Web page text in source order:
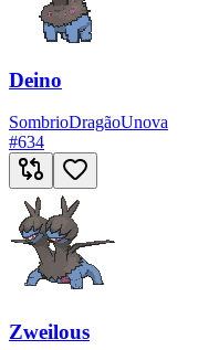
Deino
SombrioDragãoUnova
#634
Zweilous